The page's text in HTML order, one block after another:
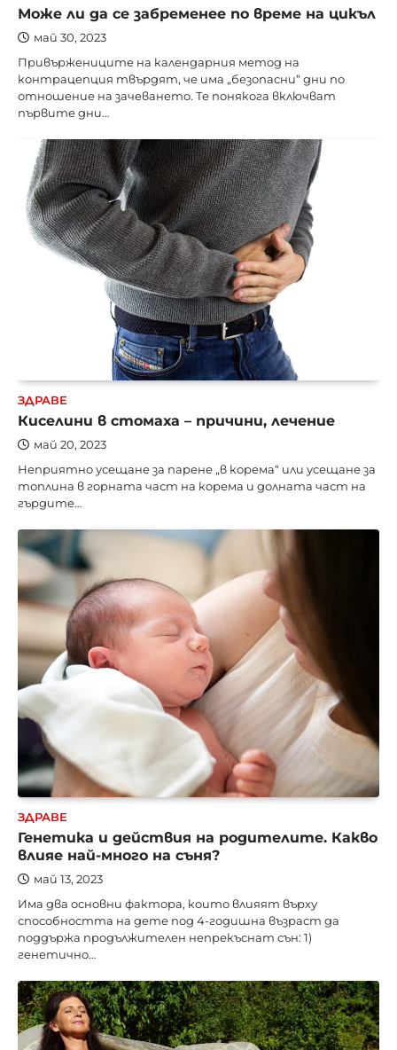
Може ли да се забременее по време на цикъл
май 30, 2023
Привържениците на календарния метод на
контрацепция твърдят, че има „безопасни“ дни по
отношение на зачеването. Те понякога включват
първите дни…
ЗДРАВЕ
Киселини в стомаха – причини, лечение
май 20, 2023
Неприятно усещане за парене „в корема“ или усещане за
топлина в горната част на корема и долната част на
гърдите…
ЗДРАВЕ
Генетика и действия на родителите. Какво
влияе най-много на съня?
май 13, 2023
Има два основни фактора, които влияят върху
способността на дете под 4-годишна възраст да
поддържа продължителен непрекъснат сън: 1)
генетично…